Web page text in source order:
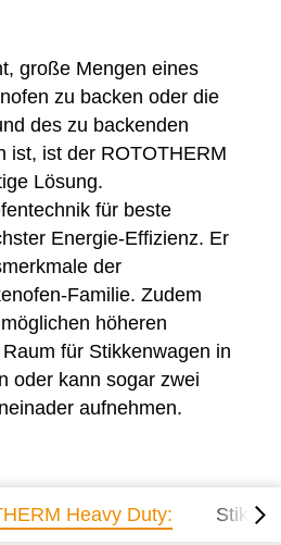
große Mengen eines
zu backen oder die
des zu backenden
ist, ist der ROTOTHERM
Lösung.
für beste
Energie-Effizienz. Er
der
Familie. Zudem
höheren
für Stikkenwagen in
oder kann sogar zwei
aufnehmen.
Heavy Duty: